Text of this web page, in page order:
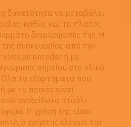
δυνατότητα να μεταβάλει
καθώς και το πλάτος
διαμόρφωσης της. Η
συσκευασίας από την
με encoder ή με
σημείου στο υλικό
Όλα τα εξαρτήματα που
με το προϊόν είναι
ανοξείδωτο ατσάλι ,
Η χρήση της είναι
ο χρήστης ελέγχει την